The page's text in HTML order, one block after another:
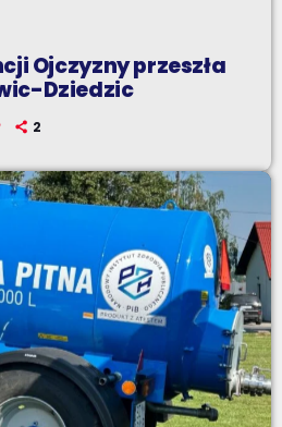
Ojczyzny przeszła
Dziedzic
2